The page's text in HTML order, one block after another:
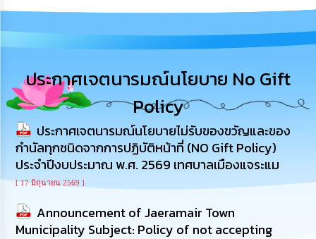
ทรัพยากร
บริหาร
งาน
การ
ส่ง
เสริม
ความ
โปร่งใส
การ
จัด
ซื้อ
ประกาศเจตนารมณ์นโยบาย No Gift
Policy
ประกาศเจตนารมณ์นโยบายไม่รับของขวัญและของ
กำนัลทุกชนิดจากการปฏิบัติหน้าที่ (NO Gift Policy)
ประจำปีงบประมาณ พ.ศ. 2569 เทศบาลเมืองแจระแม
[ 17 มิถุนายน 2569 ]
Announcement of Jaeramair Town
Municipality Subject: Policy of not accepting